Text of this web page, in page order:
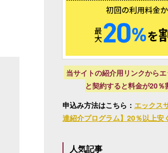
当サイトの紹介用リンクから
と契約すると料金が20％
申込み方法はこちら： エックス
達紹介プログラム】20％以上安
人気記事